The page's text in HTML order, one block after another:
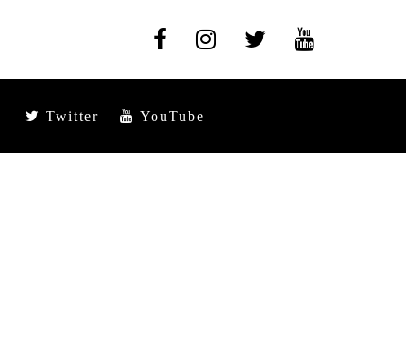
Twitter YouTube